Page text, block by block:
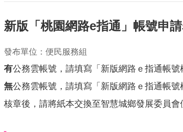
新版「桃園網路e指通」帳號申
發布單位：便民服務組
有公務雲帳號，請填寫「新版網路ｅ指通帳號
無公務雲帳號，請填寫「新版網路ｅ指通帳號
核章後，請將紙本交換至智慧城鄉發展委員